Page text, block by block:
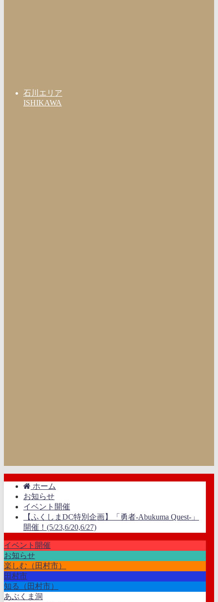
石川エリア
ISHIKAWA
ホーム
お知らせ
イベント開催
【ふくしまDC特別企画】「勇者-Abukuma Quest-」
開催！(5/23,6/20,6/27)
イベント開催
お知らせ
楽しむ（田村市）
田村市
知る（田村市）
あぶくま洞